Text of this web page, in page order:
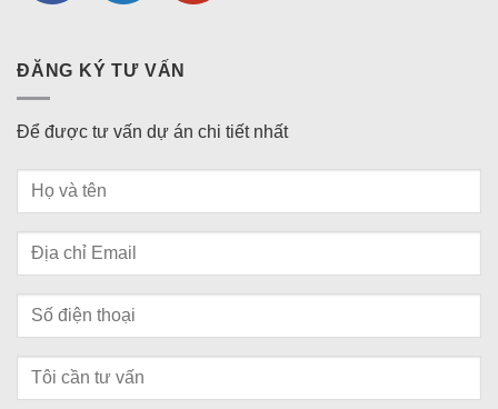
ĐĂNG KÝ TƯ VẤN
Để được tư vấn dự án chi tiết nhất